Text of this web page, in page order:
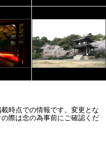
時点での情報です。変更とな
際は念の為事前にご確認くだ